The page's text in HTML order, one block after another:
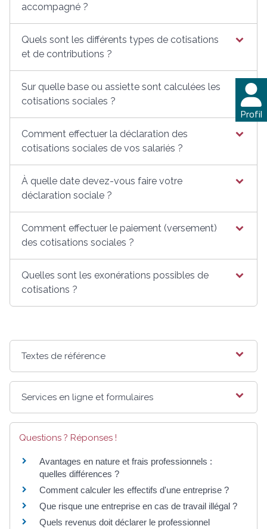
Profil
accompagné ?
Quels sont les différents types de cotisations
et de contributions ?
Sur quelle base ou assiette sont calculées les
cotisations sociales ?
Comment effectuer la déclaration des
cotisations sociales de vos salariés ?
À quelle date devez-vous faire votre
déclaration sociale ?
Comment effectuer le paiement (versement)
des cotisations sociales ?
Quelles sont les exonérations possibles de
cotisations ?
Textes de référence
Services en ligne et formulaires
Questions ? Réponses !
Avantages en nature et frais professionnels :
quelles différences ?
Comment calculer les effectifs d'une entreprise ?
Que risque une entreprise en cas de travail illégal ?
Quels revenus doit déclarer le professionnel